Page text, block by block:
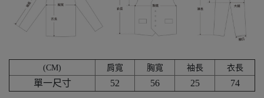
(CM) 肩寬 胸寬 袖長 衣長
單一尺寸 52 56 25 74